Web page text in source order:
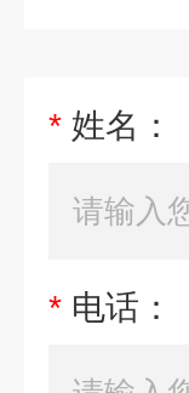
* 姓名：
* 电话：